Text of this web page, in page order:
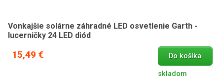
Vonkajšie solárne záhradné LED osvetlenie Garth -
lucerničky 24 LED diód
15,49 € Do košíka
skladom